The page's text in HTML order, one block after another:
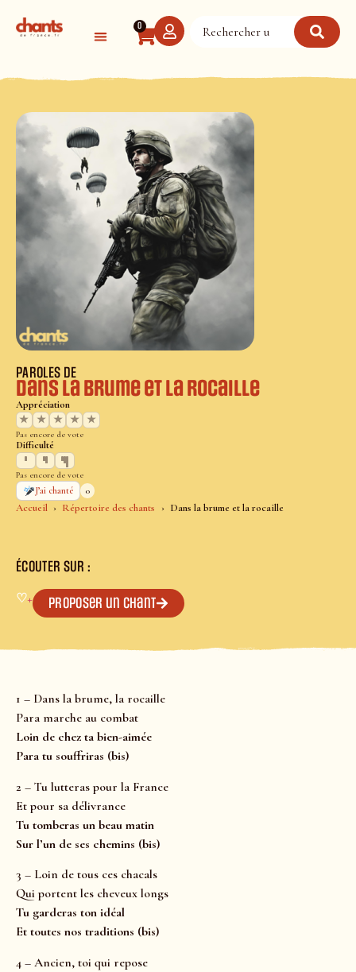
0
Accueil Répertoire des chants Dans la brume et la rocaille
PAROLES DE
Dans la brume et la rocaille
Appréciation
★
★ ★ ★ ★
Pas encore de vote
Difficulté
Pas encore de vote
J’ai chanté
0
ÉCOUTER SUR :
♡+ Proposer un chant
1 – Dans la brume, la rocaille
Para marche au combat
Loin de chez ta bien-aimée
Para tu souffriras (bis)
2 – Tu lutteras pour la France
Et pour sa délivrance
Tu tomberas un beau matin
Sur l’un de ses chemins (bis)
3 – Loin de tous ces chacals
Qui portent les cheveux longs
Tu garderas ton idéal
Et toutes nos traditions (bis)
4 – Ancien, toi qui repose